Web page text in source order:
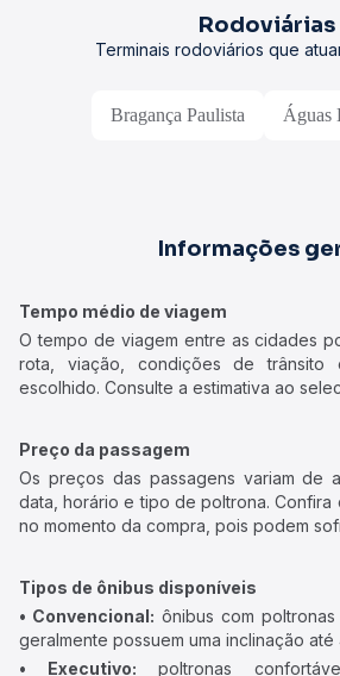
Rodoviárias
Terminais rodoviários que
Bragança Paulista Águas
Informações
Tempo médio de viagem
O tempo de viagem entre as cidades
rota, viação, condições de
escolhido. Consulte a estimativa ao
Preço da passagem
Os preços das passagens variam de
data, horário e tipo de poltrona. Confira
no momento da compra, pois podem
Tipos de ônibus disponíveis
• Convencional: ônibus com
geralmente possuem uma inclinação
• Executivo: poltronas